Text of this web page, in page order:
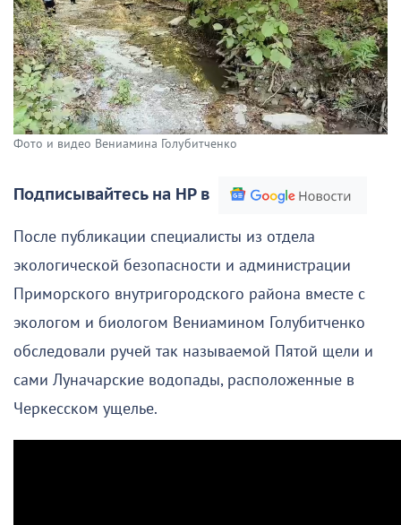
Фото и видео Вениамина Голубитченко
Подписывайтесь на НР в
После публикации специалисты из отдела
экологической безопасности и администрации
Приморского внутригородского района вместе с
экологом и биологом Вениамином Голубитченко
обследовали ручей так называемой Пятой щели и
сами Луначарские водопады, расположенные в
Черкесском ущелье.